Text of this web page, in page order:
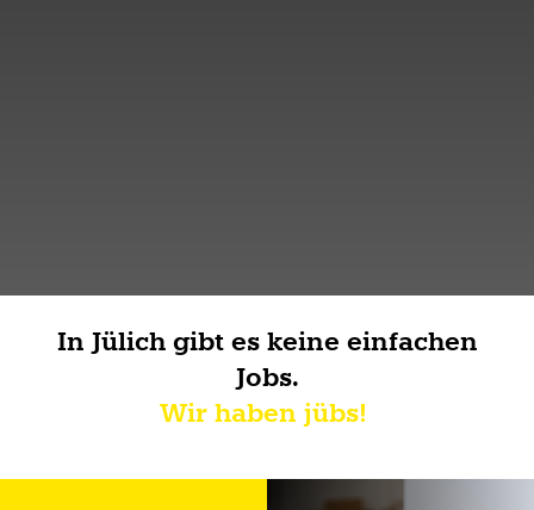
In Jülich gibt es keine einfachen
Jobs.
Wir haben jübs!